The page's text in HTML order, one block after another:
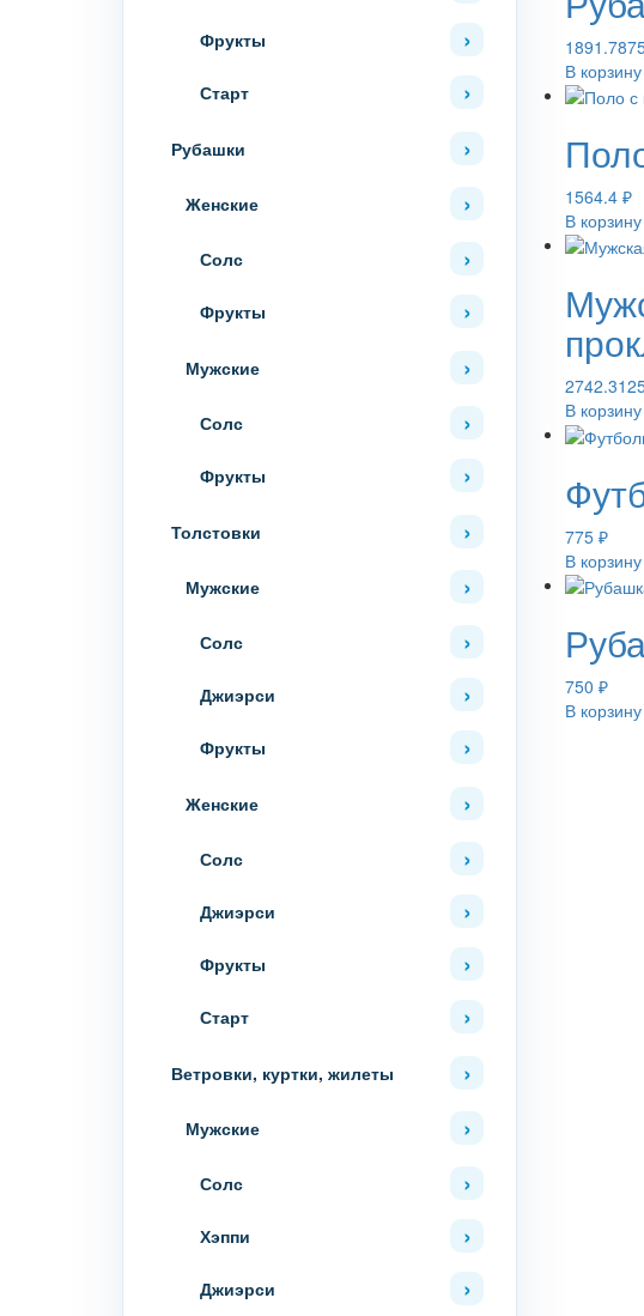
Фрукты
Старт
Рубашки
Женские
Солс
Фрукты
Мужские
Солс
Фрукты
Толстовки
Мужские
Солс
Джиэрси
Фрукты
Женские
Солс
Джиэрси
Фрукты
Старт
Ветровки, куртки, жилеты
Мужские
Солс
Хэппи
Джиэрси
В корзину
1564.4 ₽
В корзину
В корзину
775 ₽
В корзину
750 ₽
В корзину